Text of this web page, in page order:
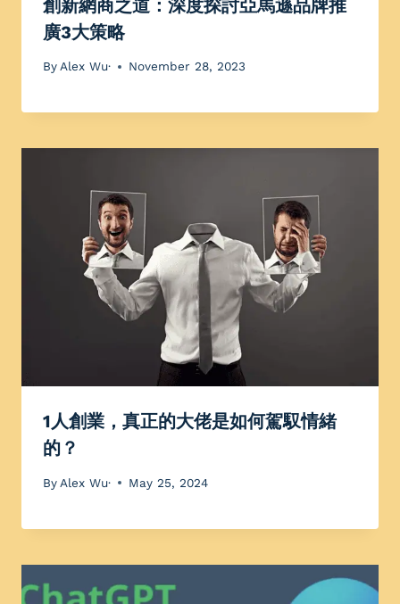
創新網商之道：深度探討亞馬遜品牌推
廣3大策略
ByAlex Wu· November 28, 2023
1人創業，真正的大佬是如何駕馭情緒
的？
By Alex Wu· May 25, 2024